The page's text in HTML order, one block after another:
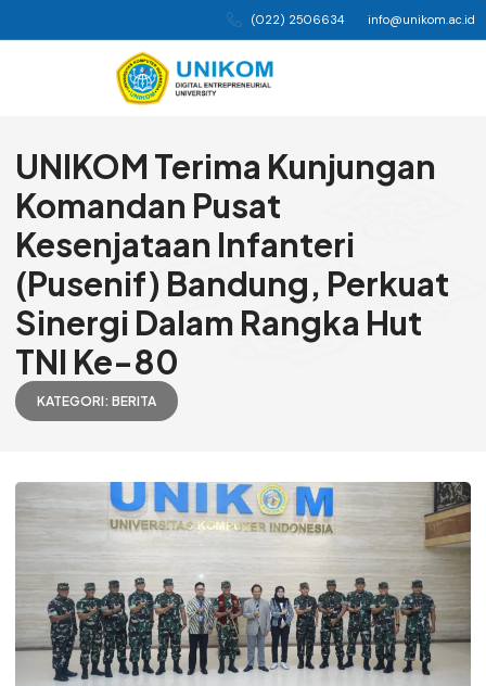
(022) 2506634 info@unikom.ac.id
UNIKOM Terima Kunjungan
Komandan Pusat
Kesenjataan Infanteri
(Pusenif) Bandung, Perkuat
Sinergi Dalam Rangka Hut
TNI Ke-80
KATEGORI: BERITA